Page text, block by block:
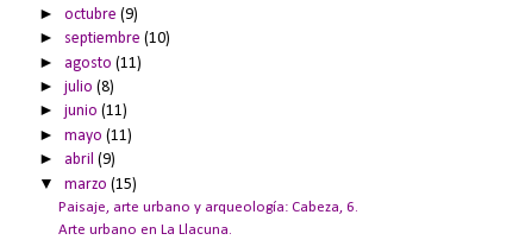
►octubre(9)
► septiembre(10)
► agosto(11)
►julio(8)
►junio(11)
►mayo(11)
► abril(9)
▼marzo(15)
Paisaje, arte urbano y arqueología: Cabeza, 6.
Arte urbano en La Llacuna.